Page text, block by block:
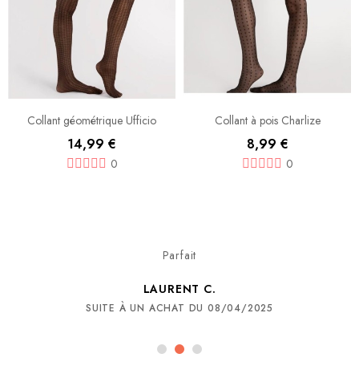
Collant géométrique Ufficio
14,99 €
0
Collant à pois Charlize
8,99 €
0
Parfait
LAURENT C.
SUITE À UN ACHAT DU 08/04/2025